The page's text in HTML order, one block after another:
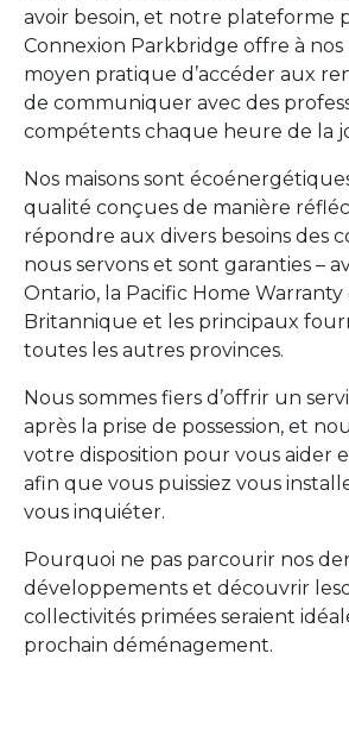
avoir besoin, et notre plateforme
Connexion Parkbridge offre à
moyen pratique d’accéder aux
de communiquer avec des
compétents chaque heure de la
Nos maisons sont
qualité conçues de manière
répondre aux divers besoins des
nous servons et sont garanties –
Ontario, la Pacific Home
Britannique et les principaux
toutes les autres provinces.
Nous sommes fiers d’offrir un
après la prise de possession, et
votre disposition pour vous aider
afin que vous puissiez vous
vous inquiéter.
Pourquoi ne pas parcourir nos
développements et découvrir
collectivités primées seraient
prochain déménagement.